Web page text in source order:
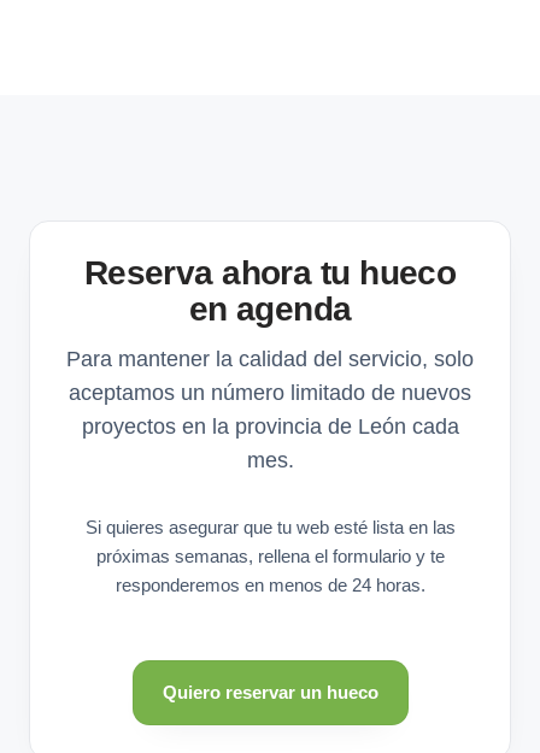
Reserva ahora tu hueco
en agenda
Para mantener la calidad del servicio, solo
aceptamos un número limitado de nuevos
proyectos en la provincia de León cada
mes.
Si quieres asegurar que tu web esté lista en las
próximas semanas, rellena el formulario y te
responderemos en menos de 24 horas.
Quiero reservar un hueco